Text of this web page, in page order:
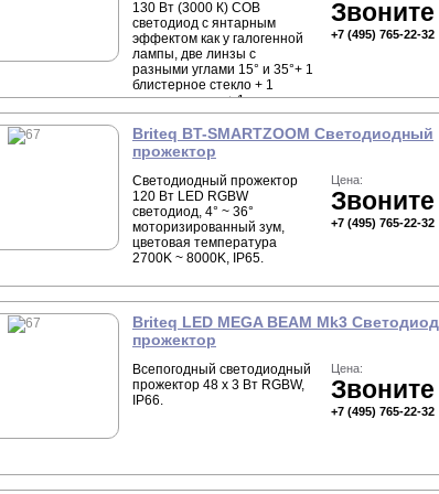
130 Вт (3000 К) COB
светодиод с янтарным
эффектом как у галогенной
лампы, две линзы с
разными углами 15° и 35°+ 1
блистерное стекло + 1
гелевая рамка + 1
антибликовая линза в
комплекте, настраиваемая
CCT: от 1700K до 3000K. CRI
>97, IP65.
Звоните
+7 (495) 765-22-32
Briteq BT-SMARTZOOM Светодиодный
прожектор
Светодиодный прожектор
120 Вт LED RGBW
светодиод, 4° ~ 36°
моторизированный зум,
цветовая температура
2700K ~ 8000K, IP65.
Цена:
Звоните
+7 (495) 765-22-32
Briteq LED MEGA BEAM Mk3
прожектор
Всепогодный светодиодный
прожектор 48 х 3 Вт RGBW,
IP66.
Цена:
Звоните
+7 (495) 765-22-32